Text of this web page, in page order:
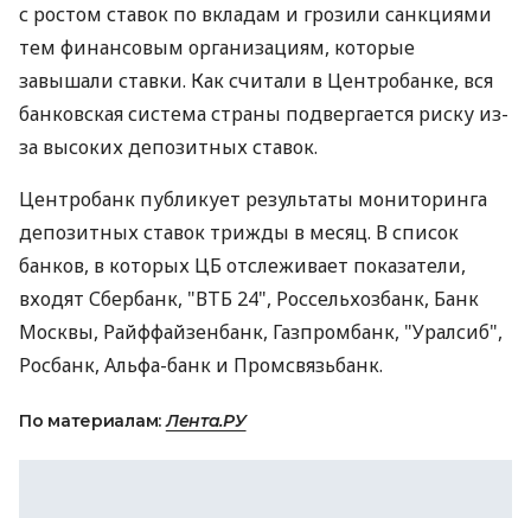
с ростом ставок по вкладам и грозили санкциями
тем финансовым организациям, которые
завышали ставки. Как считали в Центробанке, вся
банковская система страны подвергается риску из-
за высоких депозитных ставок.
Центробанк публикует результаты мониторинга
депозитных ставок трижды в месяц. В список
банков, в которых ЦБ отслеживает показатели,
входят Сбербанк, "ВТБ 24", Россельхозбанк, Банк
Москвы, Райффайзенбанк, Газпромбанк, "Уралсиб",
Росбанк, Альфа-банк и Промсвязьбанк.
По материалам:Лента.РУ